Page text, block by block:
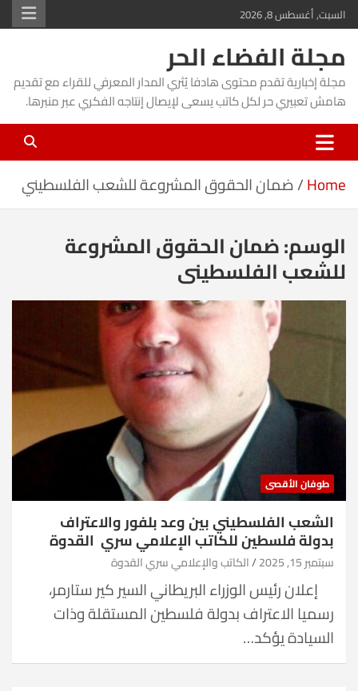
Skip
to
content
السبت, أغسطس 8, 2026
مجلة الفضاء الحر
مجلة إخبارية تقدم محتوى هادفا يُثري المدار المعرفي للقراء مع تقديم
هامش تعبيري حر لكل كاتب يسعى لإيصال إنتاجه الفكري عبر منبرها.
Home ضمان الحقوق المشروعة للشعب الفلسطيني
الوسم:ضمان الحقوق المشروعة
للشعب الفلسطيني
طوفان الأقصى
الشعب الفلسطيني بين وعد بلفور والاعتراف
بدولة فلسطين للكاتب الإعلامي سري القدوة
سبتمبر 15, 2025 الكاتب والإعلامي سري القدوة
إعلان رئيس الوزراء البريطاني السير كير ستارمر،
رسميا الاعتراف بدولة فلسطين المستقلة وذات
السيادة يؤكد…